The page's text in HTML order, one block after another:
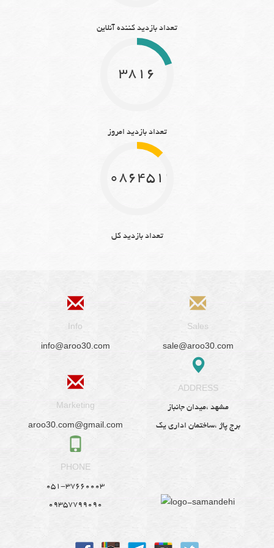
تعداد بازدید کننده آنلاین
3816
تعداد بازدید امروز
10864512
تعداد بازدید کل
Info
info@aroo30.com
Sales
sale@aroo30.com
Marketing
aroo30.com@gmail.com
ADDRESS
مشهد ،میدان جانباز
برج پاژ ،ساختمان اداری یک
PHONE
051-37660003
09357799090